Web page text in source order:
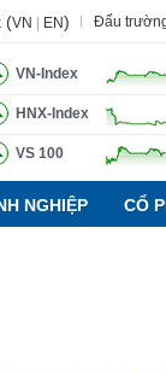
(VN EN) Đấu
VN-Index
HNX-Index
VS 100
NGHIỆP CỔ
khoán Lãnh